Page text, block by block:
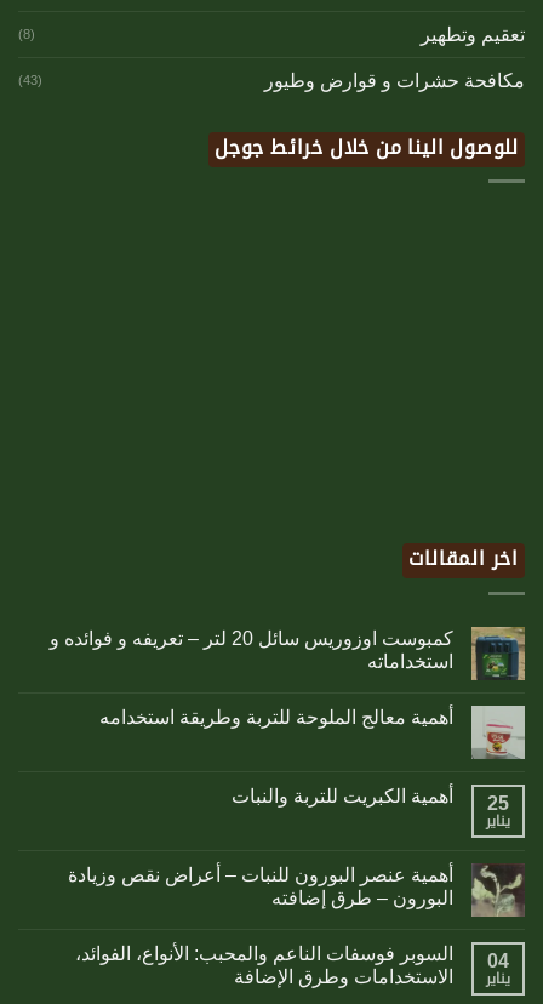
تعقيم وتطهير (8)
مكافحة حشرات و قوارض وطيور (43)
للوصول الينا من خلال خرائط جوجل
اخر المقالات
كمبوست اوزوريس سائل 20 لتر – تعريفه و فوائده و
استخداماته
أهمية معالج الملوحة للتربة وطريقة استخدامه
25
يناير
أهمية الكبريت للتربة والنبات
أهمية عنصر البورون للنبات – أعراض نقص وزيادة
البورون – طرق إضافته
04
يناير
السوبر فوسفات الناعم والمحبب: الأنواع، الفوائد،
الاستخدامات وطرق الإضافة